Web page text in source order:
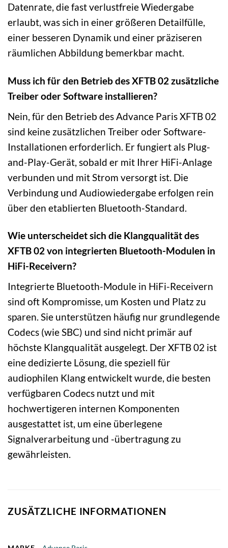
Datenrate, die fast verlustfreie Wiedergabe
erlaubt, was sich in einer größeren Detailfülle,
einer besseren Dynamik und einer präziseren
räumlichen Abbildung bemerkbar macht.
Muss ich für den Betrieb des XFTB 02 zusätzliche
Treiber oder Software installieren?
Nein, für den Betrieb des Advance Paris XFTB 02
sind keine zusätzlichen Treiber oder Software-
Installationen erforderlich. Er fungiert als Plug-
and-Play-Gerät, sobald er mit Ihrer HiFi-Anlage
verbunden und mit Strom versorgt ist. Die
Verbindung und Audiowiedergabe erfolgen rein
über den etablierten Bluetooth-Standard.
Wie unterscheidet sich die Klangqualität des
XFTB 02 von integrierten Bluetooth-Modulen in
HiFi-Receivern?
Integrierte Bluetooth-Module in HiFi-Receivern
sind oft Kompromisse, um Kosten und Platz zu
sparen. Sie unterstützen häufig nur grundlegende
Codecs (wie SBC) und sind nicht primär auf
höchste Klangqualität ausgelegt. Der XFTB 02 ist
eine dedizierte Lösung, die speziell für
audiophilen Klang entwickelt wurde, die besten
verfügbaren Codecs nutzt und mit
hochwertigeren internen Komponenten
ausgestattet ist, um eine überlegene
Signalverarbeitung und -übertragung zu
gewährleisten.
ZUSÄTZLICHE INFORMATIONEN